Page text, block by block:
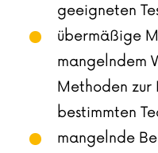
geeigneten
übermäßige
mangelndem
Methoden zur
bestimmten
mangelnde